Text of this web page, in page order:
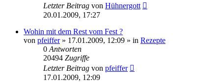
Letzter Beitrag von Hühnergott
20.01.2009, 17:27
Wohin mit dem Rest vom Fest ?
von pfeiffer» 17.01.2009, 12:09 » in Rezepte
0 Antworten
20494 Zugriffe
Letzter Beitrag von pfeiffer
17.01.2009, 12:09